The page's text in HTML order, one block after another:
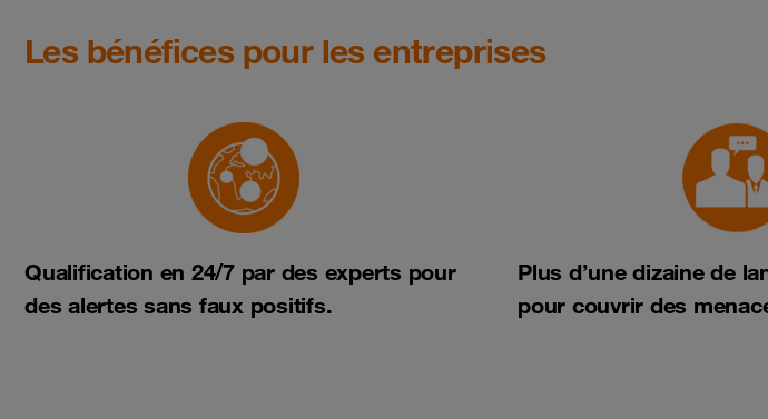
Les bénéfices pour les entreprises
Qualification en 24/7 par des experts pour
des alertes sans faux positifs.
Plus d’une dizaine de
pour couvrir des